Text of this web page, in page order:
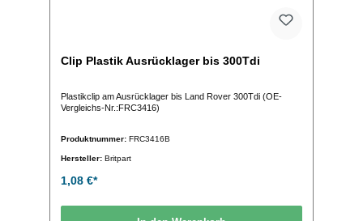
Clip Plastik Ausrücklager bis 300Tdi
Plastikclip am Ausrücklager bis Land Rover 300Tdi (OE-
Vergleichs-Nr.:FRC3416)
Produktnummer: FRC3416B
Hersteller: Britpart
1,08 €*